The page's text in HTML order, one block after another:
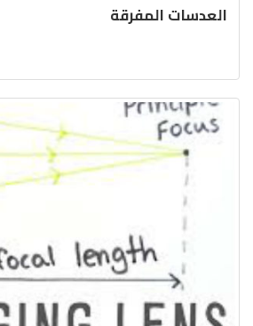
العدسات المفرقة